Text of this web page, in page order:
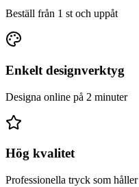
Beställ från 1 st och uppåt
Enkelt designverktyg
Designa online på 2 minuter
Hög kvalitet
Professionella tryck som håller